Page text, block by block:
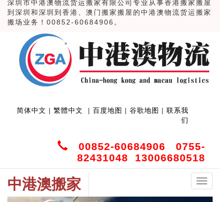
深圳市中港澳物流货运搬家有限公司专业从事香港搬家搬屋
到深圳和深圳到香港、澳门搬家搬屋的中港澳物流货运搬家
搬场业务！00852-60684906。
简体中文 | 繁體中文 | 百度地图 | 谷歌地图 | 联系我
们
00852-60684906 0755-
82431048 13006680518
中
港
中港澳搬家